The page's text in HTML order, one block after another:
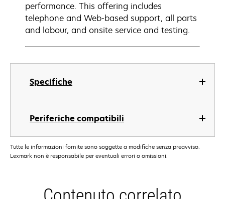
Specifiche
Periferiche compatibili
performance. This offering includes
telephone and Web-based support, all parts
and labour, and onsite service and testing.
Tutte le informazioni fornite sono soggette a modifiche senza preavviso.
Lexmark non è responsabile per eventuali errori o omissioni.